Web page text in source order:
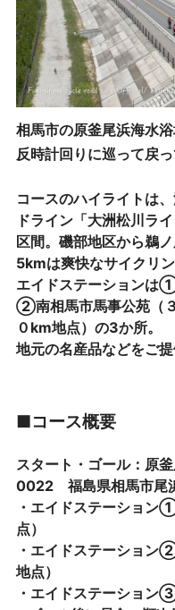
相馬市の原釜尾浜海水
反時計回りに巡って戻
コースのハイライトは
ドライン「大洲松川ラ
区間。磯部地区から鵜
5kmは爽快なサイクリン
エイドステーションは
②南相馬市馬事公苑（
０km地点）の3か所。
地元の名産品などをご提
■コース概要
スタート・ゴール：原
0022 福島県相馬市尾
・エイドステーショ
点）
・エイドステーショ
地点）
・エイドステーショ